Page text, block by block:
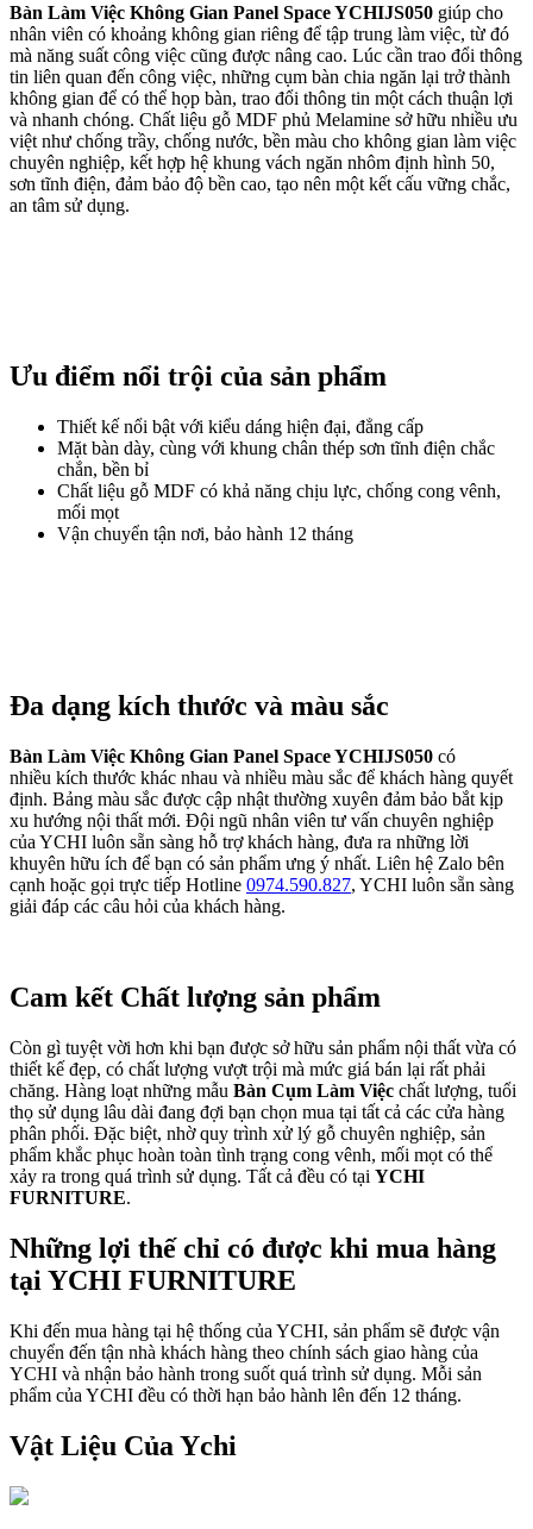
Bàn Làm Việc Không Gian Panel Space YCHIJS050 giúp cho
nhân viên có khoảng không gian riêng để tập trung làm việc, từ đó
mà năng suất công việc cũng được nâng cao. Lúc cần trao đổi thông
tin liên quan đến công việc, những cụm bàn chia ngăn lại trở thành
không gian để có thể họp bàn, trao đổi thông tin một cách thuận lợi
và nhanh chóng. Chất liệu gỗ MDF phủ Melamine sở hữu nhiều ưu
việt như chống trầy, chống nước, bền màu cho không gian làm việc
chuyên nghiệp, kết hợp hệ khung vách ngăn nhôm định hình 50,
sơn tĩnh điện, đảm bảo độ bền cao, tạo nên một kết cấu vững chắc,
an tâm sử dụng.
Ưu điểm nổi trội của sản phẩm
Thiết kế nổi bật với kiểu dáng hiện đại, đẳng cấp
Mặt bàn dày, cùng với khung chân thép sơn tĩnh điện chắc
chắn, bền bỉ
Chất liệu gỗ MDF có khả năng chịu lực, chống cong vênh,
mối mọt
Vận chuyển tận nơi, bảo hành 12 tháng
Đa dạng kích thước và màu sắc
Bàn Làm Việc Không Gian Panel Space YCHIJS050 có
nhiều kích thước khác nhau và nhiều màu sắc để khách hàng quyết
định. Bảng màu sắc được cập nhật thường xuyên đảm bảo bắt kịp
xu hướng nội thất mới. Đội ngũ nhân viên tư vấn chuyên nghiệp
của YCHI luôn sẵn sàng hỗ trợ khách hàng, đưa ra những lời
khuyên hữu ích để bạn có sản phẩm ưng ý nhất. Liên hệ Zalo bên
cạnh hoặc gọi trực tiếp Hotline 0974.590.827, YCHI luôn sẵn sàng
giải đáp các câu hỏi của khách hàng.
Cam kết Chất lượng sản phẩm
Còn gì tuyệt vời hơn khi bạn được sở hữu sản phẩm nội thất vừa có
thiết kế đẹp, có chất lượng vượt trội mà mức giá bán lại rất phải
chăng. Hàng loạt những mẫu Bàn Cụm Làm Việc chất lượng, tuổi
thọ sử dụng lâu dài đang đợi bạn chọn mua tại tất cả các cửa hàng
phân phối. Đặc biệt, nhờ quy trình xử lý gỗ chuyên nghiệp, sản
phẩm khắc phục hoàn toàn tình trạng cong vênh, mối mọt có thể
xảy ra trong quá trình sử dụng. Tất cả đều có tại YCHI
FURNITURE.
Những lợi thế chỉ có được khi mua hàng
tại YCHI FURNITURE
Khi đến mua hàng tại hệ thống của YCHI, sản phẩm sẽ được vận
chuyển đến tận nhà khách hàng theo chính sách giao hàng của
YCHI và nhận bảo hành trong suốt quá trình sử dụng. Mỗi sản
phẩm của YCHI đều có thời hạn bảo hành lên đến 12 tháng.
Vật Liệu Của Ychi